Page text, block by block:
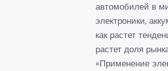
автомобилей в
электроники,
как растет
растет доля
«Применение